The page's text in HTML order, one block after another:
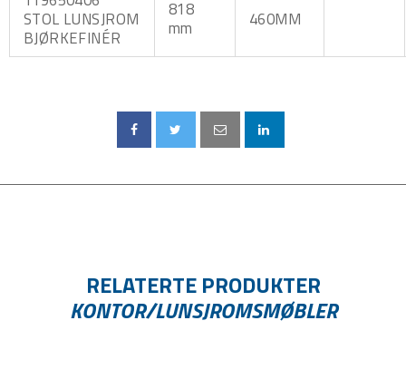
STOL LUNSJROM
BJØRKEFINÉR
818
mm
460MM
RELATERTE PRODUKTER
KONTOR/LUNSJROMSMØBLER